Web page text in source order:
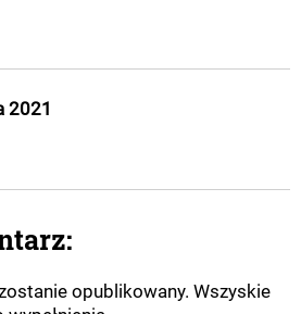
2021
opublikowany. Wszyskie